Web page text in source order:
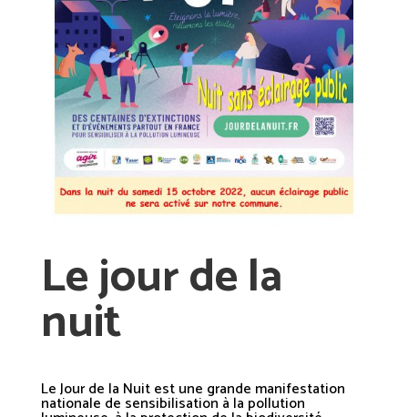
Le jour de la
nuit
Le Jour de la Nuit est une grande manifestation
nationale de sensibilisation à la pollution